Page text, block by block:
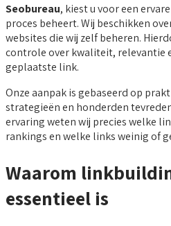
Seobureau, kiest u voor een
proces beheert. Wij beschikken
websites die wij zelf beheren.
controle over kwaliteit, relevantie
geplaatste link.
Onze aanpak is gebaseerd op
strategieën en honderden
ervaring weten wij precies welke
rankings en welke links weinig of
Waarom
essentieel is